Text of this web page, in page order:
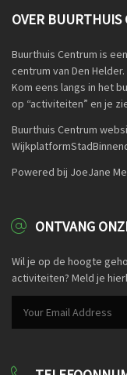
OVER BUURTHUIS
Buurthuis Centrum is
centrum van Den Helder.
Kom eens langs in het
op “activiteiten” en je
Buurthuis Centrum
Powered bij JoeJane
ONTVANG
Wil je op de hoogte
activiteiten? Meld je